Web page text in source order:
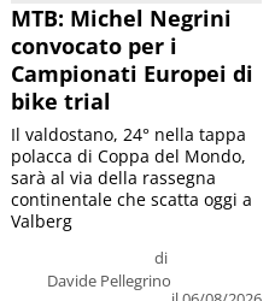
MTB: Michel Negrini
convocato per i
Campionati Europei di
bike trial
di
Davide Pellegrino
Il valdostano, 24° nella tappa
polacca di Coppa del Mondo,
sarà al via della rassegna
continentale che scatta oggi a
Valberg